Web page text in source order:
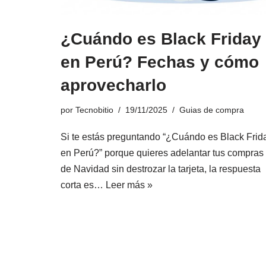
¿Cuándo es Black Friday
en Perú? Fechas y cómo
aprovecharlo
por Tecnobitio 19/11/2025 Guias de compra
Si te estás preguntando “¿Cuándo es Black
en Perú?” porque quieres adelantar tus compras
de Navidad sin destrozar la tarjeta, la respuesta
corta es… Leer más »